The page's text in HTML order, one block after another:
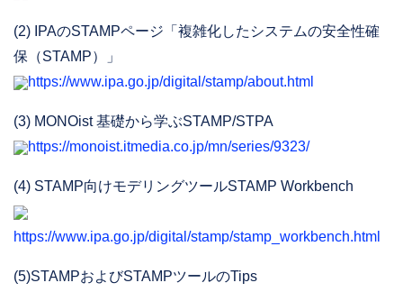
(2) IPAのSTAMPページ「複雑化したシステムの安全性確
保（STAMP）」
https://www.ipa.go.jp/digital/stamp/about.html
(3) MONOist 基礎から学ぶSTAMP/STPA
https://monoist.itmedia.co.jp/mn/series/9323/
(4) STAMP向けモデリングツールSTAMP Workbench
https://www.ipa.go.jp/digital/stamp/stamp_workbench.html
(5)STAMPおよびSTAMPツールのTips